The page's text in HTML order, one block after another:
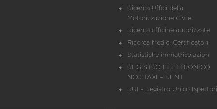
Ricerca Uffici della
Motorizzazione Civile
Ricerca officine autorizzate
Ricerca Medici Certificatori
Statistiche immatricolazioni
REGISTRO ELETTRONICO
NCC TAXI – RENT
RUI - Registro Unico Ispettori